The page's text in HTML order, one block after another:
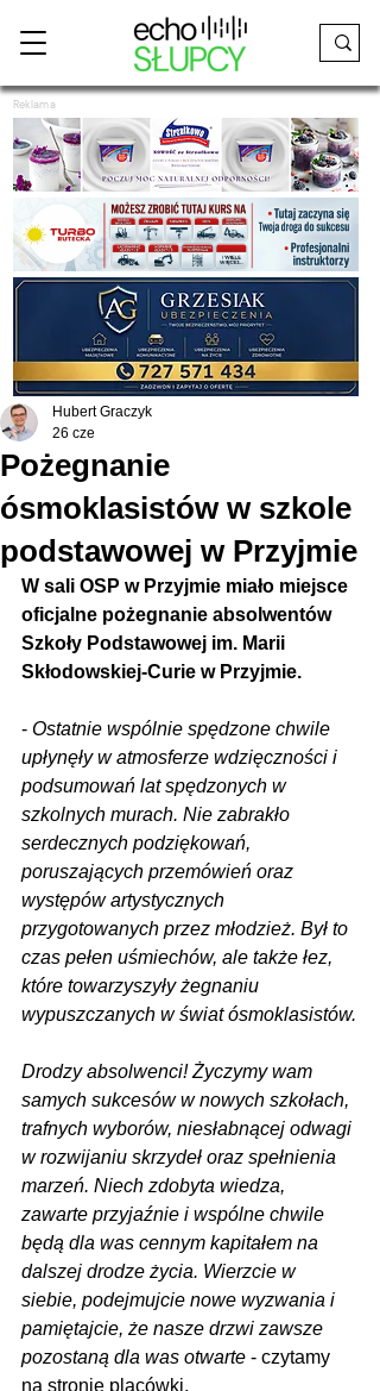
Reklama
Pożegnanie
ósmoklasistów w szkole
podstawowej w Przyjmie
Hubert Graczyk
26 cze
W sali OSP w Przyjmie miało miejsce
oficjalne pożegnanie absolwentów
Szkoły Podstawowej im. Marii
Skłodowskiej-Curie w Przyjmie.
- Ostatnie wspólnie spędzone chwile
upłynęły w atmosferze wdzięczności i
podsumowań lat spędzonych w
szkolnych murach. Nie zabrakło
serdecznych podziękowań,
poruszających przemówień oraz
występów artystycznych
przygotowanych przez młodzież. Był to
czas pełen uśmiechów, ale także łez,
które towarzyszyły żegnaniu
wypuszczanych w świat ósmoklasistów.
​Drodzy absolwenci! Życzymy wam
samych sukcesów w nowych szkołach,
trafnych wyborów, niesłabnącej odwagi
w rozwijaniu skrzydeł oraz spełnienia
marzeń. Niech zdobyta wiedza,
zawarte przyjaźnie i wspólne chwile
będą dla was cennym kapitałem na
dalszej drodze życia. Wierzcie w
siebie, podejmujcie nowe wyzwania i
pamiętajcie, że nasze drzwi zawsze
pozostaną dla was otwarte - czytamy
na stronie placówki.